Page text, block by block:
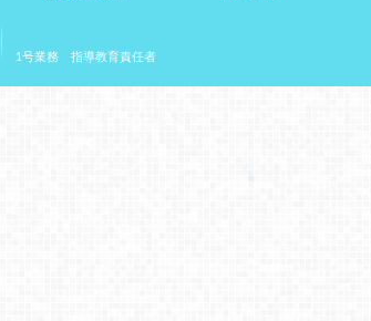
1号業務 指導教育責任者